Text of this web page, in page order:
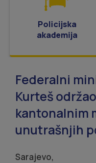
Policijska
akademija
Federalni
Kurteš
kantonalnim
unutrašnjih
Sarajevo,